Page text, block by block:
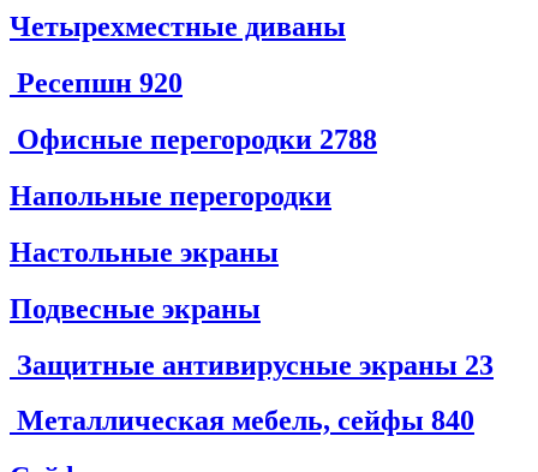
Четырехместные диваны
Ресепшн 920
Офисные перегородки 2788
Напольные перегородки
Настольные экраны
Подвесные экраны
Защитные антивирусные экраны 23
Металлическая мебель, сейфы 840